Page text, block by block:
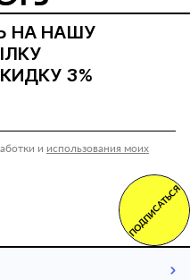
НА НАШУ
3%
и использования моих
ПОДПИСАТЬСЯ